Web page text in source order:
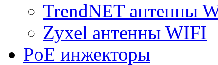
TrendNET антенны
Zyxel антенны WIFI
PoE инжекторы